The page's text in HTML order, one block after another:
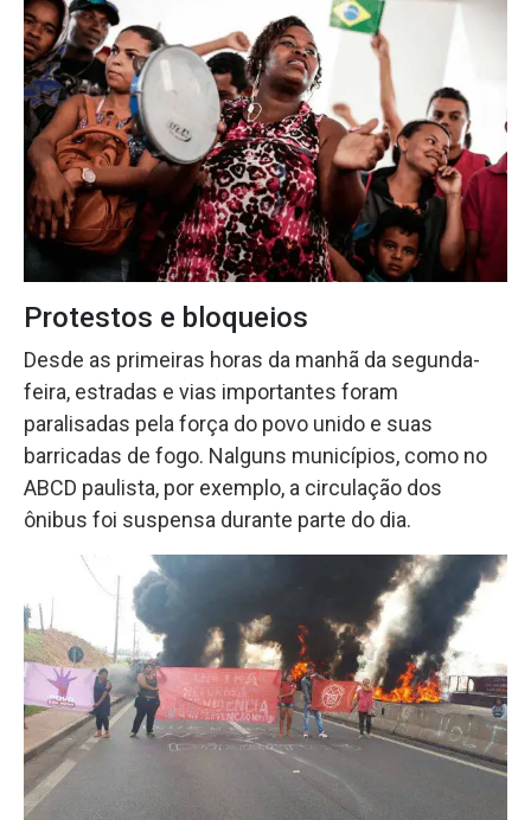
Protestos e bloqueios
Desde as primeiras horas da manhã da segunda-
feira, estradas e vias importantes foram
paralisadas pela força do povo unido e suas
barricadas de fogo. Nalguns municípios, como no
ABCD paulista, por exemplo, a circulação dos
ônibus foi suspensa durante parte do dia.